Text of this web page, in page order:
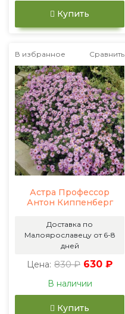
Купить
В избранное Сравнить
Астра Профессор
Антон Киппенберг
Доставка по
Малоярославецу от 6-8
дней
Цена: 830 ₽ 630 ₽
В наличии
Купить